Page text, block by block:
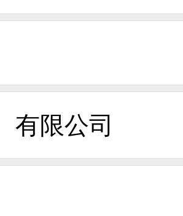
有限公司